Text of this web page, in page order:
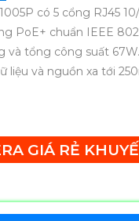
có 5 cổng RJ45
PoE+ chuẩn IEEE
và tổng công suất
liệu và nguồn xa tới
GIÁ RẺ